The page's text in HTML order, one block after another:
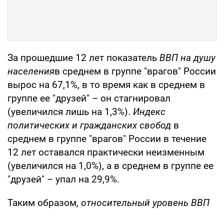
За прошедшие 12 лет показатель ВВП на душу
населенияв среднем в группе "врагов" России
вырос на 67,1%, в то время как в среднем в
группе ее "друзей" – он стагнировал
(увеличился лишь на 1,3%). Индекс
политических и гражданских свобод в
среднем в группе "врагов" России в течение
12 лет оставался практически неизменным
(увеличился на 1,0%), а в среднем в группе ее
"друзей" – упал на 29,9%.
Таким образом, относительный уровень ВВП